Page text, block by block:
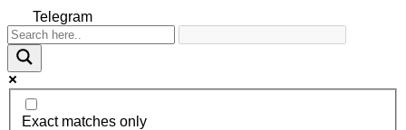
Telegram
Exact matches only